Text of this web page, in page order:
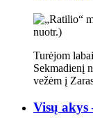
Turėjom
Sekmadienį
vežėm į
Visų